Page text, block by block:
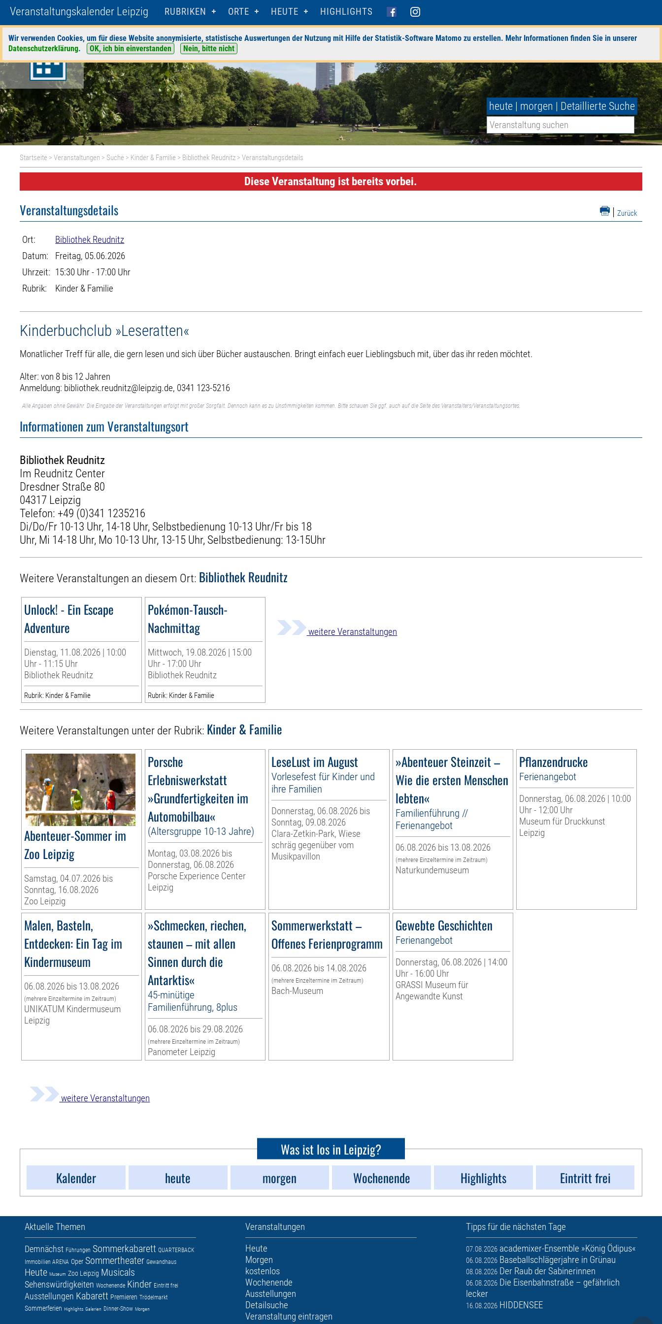
Veranstaltungskalender Leipzig RUBRIKEN ORTE HEUTE HIGHLIGHTS
Wir verwenden Cookies, um für diese Website anonymisierte, statistische Auswertungen der Nutzung mit Hilfe der Statistik-Software Matomo zu erstellen. Mehr Informationen finden Sie in unserer
Datenschutzerklärung. OK, ich bin einverstanden Nein, bitte nicht
heute | morgen | Detaillierte Suche
Startseite >Veranstaltungen > Suche > Kinder & Familie > Bibliothek Reudnitz > Veranstaltungsdetails
Diese Veranstaltung ist bereits vorbei.
| Zurück
Veranstaltungsdetails
Ort:
Bibliothek Reudnitz
Datum:
Freitag, 05.06.2026
Uhrzeit: 15:30 Uhr - 17:00 Uhr
Rubrik:
Kinder & Familie
Kinderbuchclub »Leseratten«
Monatlicher Treff für alle, die gern lesen und sich über Bücher austauschen. Bringt einfach euer Lieblingsbuch mit, über das ihr reden möchtet.
Alter: von 8 bis 12 Jahren
Anmeldung: bibliothek.reudnitz@leipzig.de, 0341 123-5216
Alle Angaben ohne Gewähr. Die Eingabe der Veranstaltungen erfolgt mit großer Sorgfalt. Dennoch kann es zu Unstimmigkeiten kommen. Bitte schauen Sie ggf. auch auf die Seite des Veranstalters/Veranstaltungsortes.
Informationen zum Veranstaltungsort
Bibliothek Reudnitz
Im Reudnitz Center
Dresdner Straße 80
04317 Leipzig
Telefon: +49 (0)341 1235216
Di/Do/Fr 10-13 Uhr, 14-18 Uhr, Selbstbedienung 10-13 Uhr/Fr bis 18
Uhr, Mi 14-18 Uhr, Mo 10-13 Uhr, 13-15 Uhr, Selbstbedienung: 13-15Uhr
Weitere Veranstaltungen an diesem Ort: Bibliothek Reudnitz
Unlock! - Ein Escape
Adventure
Dienstag, 11.08.2026 | 10:00
Uhr - 11:15 Uhr
Bibliothek Reudnitz
Rubrik: Kinder & Familie
Pokémon-Tausch-
Nachmittag
Mittwoch, 19.08.2026 | 15:00
Uhr - 17:00 Uhr
Bibliothek Reudnitz
Rubrik: Kinder & Familie
weitere Veranstaltungen
Weitere Veranstaltungen unter der Rubrik: Kinder & Familie
Abenteuer-Sommer im
Zoo Leipzig
Samstag, 04.07.2026 bis
Sonntag, 16.08.2026
Zoo Leipzig
Porsche
Erlebniswerkstatt
»Grundfertigkeiten im
Automobilbau«
(Altersgruppe 10-13 Jahre)
Montag, 03.08.2026 bis
Donnerstag, 06.08.2026
Porsche Experience Center
Leipzig
LeseLust im August
Vorlesefest für Kinder und
ihre Familien
Donnerstag, 06.08.2026 bis
Sonntag, 09.08.2026
Clara-Zetkin-Park, Wiese
schräg gegenüber vom
Musikpavillon
»Abenteuer Steinzeit –
Wie die ersten Menschen
lebten«
Familienführung //
Ferienangebot
06.08.2026 bis 13.08.2026
(mehrere Einzeltermine im Zeitraum)
Naturkundemuseum
Pflanzendrucke
Ferienangebot
Donnerstag, 06.08.2026 | 10:00
Uhr - 12:00 Uhr
Museum für Druckkunst
Leipzig
Malen, Basteln,
Entdecken: Ein Tag im
Kindermuseum
06.08.2026 bis 13.08.2026
(mehrere Einzeltermine im Zeitraum)
UNIKATUM Kindermuseum
Leipzig
»Schmecken, riechen,
staunen – mit allen
Sinnen durch die
Antarktis«
45-minütige
Familienführung, 8plus
06.08.2026 bis 29.08.2026
(mehrere Einzeltermine im Zeitraum)
Panometer Leipzig
Sommerwerkstatt –
Offenes Ferienprogramm
06.08.2026 bis 14.08.2026
(mehrere Einzeltermine im Zeitraum)
Bach-Museum
Gewebte Geschichten
Ferienangebot
Donnerstag, 06.08.2026 | 14:00
Uhr - 16:00 Uhr
GRASSI Museum für
Angewandte Kunst
weitere Veranstaltungen
Was ist los in Leipzig?
Kalender
heute morgen Wochenende Highlights Eintritt frei
Aktuelle Themen
Demnächst Führungen Sommerkabarett QUARTERBACK
Immobilien ARENA Oper Sommertheater Gewandhaus
Heute Museum Zoo Leipzig Musicals
Sehenswürdigkeiten Wochenende Kinder Eintritt frei
Ausstellungen Kabarett Premieren Trödelmarkt
Sommerferien Highlights Galerien Dinner-Show Morgen
Veranstaltungen
Heute
Morgen
kostenlos
Wochenende
Ausstellungen
Detailsuche
Veranstaltung eintragen
Tipps für die nächsten Tage
07.08.2026 academixer-Ensemble »König Ödipus«
06.08.2026 Baseballschlägerjahre in Grünau
08.08.2026 Der Raub der Sabinerinnen
06.08.2026 Die Eisenbahnstraße – gefährlich
lecker
16.08.2026 HIDDENSEE